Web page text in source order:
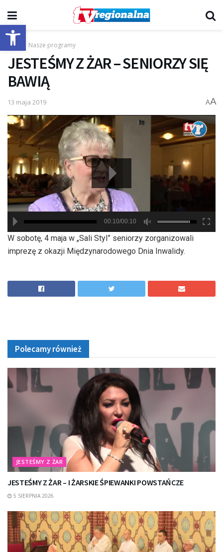
Otwórz pasek narzędzi
Start Nasze programy
JESTEŚMY Z ŻAR – SENIORZY SIĘ
BAWIĄ
13 maja 2019 AA
hd2880
hd2160
hd2160
hd1440
highres
hd1080
hd720
large
medium
small
00:10/00:10
W sobotę, 4 maja w „Sali Styl” seniorzy zorganizowali
imprezę z okazji Międzynarodowego Dnia Inwalidy.
Polecamy również
JESTEŚMY Z ŻAR
JESTEŚMY Z ŻAR – I ŻARSKIE ŚPIEWANKI POWSTAŃCZE
5 SIERPNIA 2026